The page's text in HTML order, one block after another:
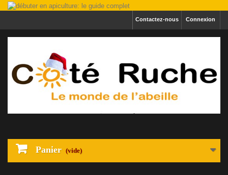
Connexion
Contactez-nous
Panier (vide)